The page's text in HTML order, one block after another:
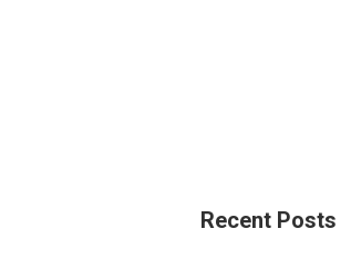
Recent Posts